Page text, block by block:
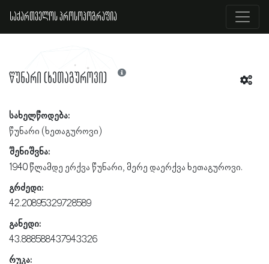
საქართველოს პროსოპოგრაფია
წუნარი (ხეთაგუროვი)
სახელწოდება:
წუნარი (ხეთაგუროვი)
შენიშვნა:
1940 წლამდე ერქვა წუნარი, მერე დაერქვა ხეთაგუროვი.
გრძედი:
42.20895329728589
განედი:
43.888588437943326
რუკა: